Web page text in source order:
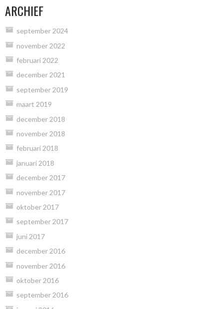
ARCHIEF
september 2024
november 2022
februari 2022
december 2021
september 2019
maart 2019
december 2018
november 2018
februari 2018
januari 2018
december 2017
november 2017
oktober 2017
september 2017
juni 2017
december 2016
november 2016
oktober 2016
september 2016